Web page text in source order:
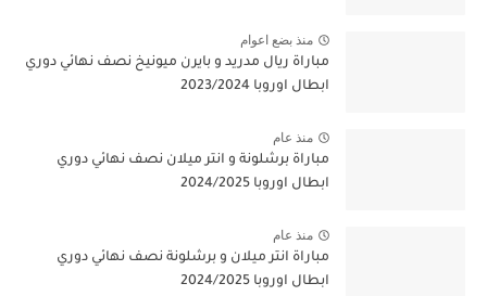
منذ بضع اعوام
مباراة ريال مدريد و بايرن ميونيخ نصف نهائي دوري
ابطال اوروبا 2023/2024
منذ عام
مباراة برشلونة و انتر ميلان نصف نهائي دوري
ابطال اوروبا 2024/2025
منذ عام
مباراة انتر ميلان و برشلونة نصف نهائي دوري
ابطال اوروبا 2024/2025